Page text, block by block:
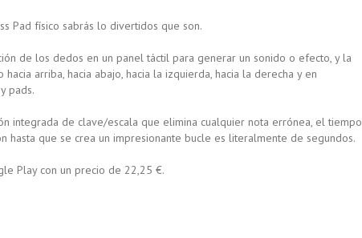
Pad físico sabrás lo divertidos que son.
de los dedos en un panel táctil para generar un sonido o efecto, y la
arriba, hacia abajo, hacia la izquierda, hacia la derecha y en
pads.
integrada de clave/escala que elimina cualquier nota errónea, el tiempo
hasta que se crea un impresionante bucle es literalmente de segundos.
Play con un precio de 22,25 €.